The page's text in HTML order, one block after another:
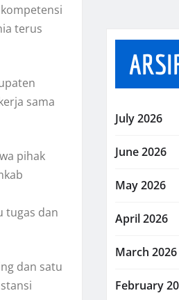
terus
sama
pihak
tugas dan
dan satu
July 2026
June 2026
May 2026
April 2026
March 2026
February